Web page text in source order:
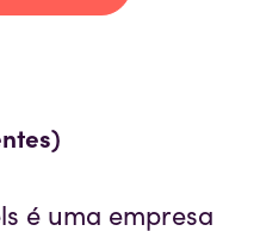
é uma empresa